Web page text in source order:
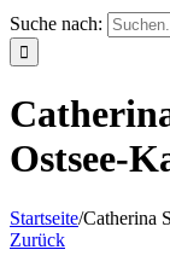
Suche nach:
Ostsee-
Startseite/Catherina
Zurück